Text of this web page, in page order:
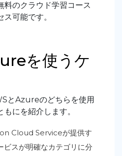
料のクラウド学習コース
可能です。
を使うケ
とAzureのどちらを使用
にを紹介します。
Cloud Serviceが提供す
ビスが明確なカテゴリに分